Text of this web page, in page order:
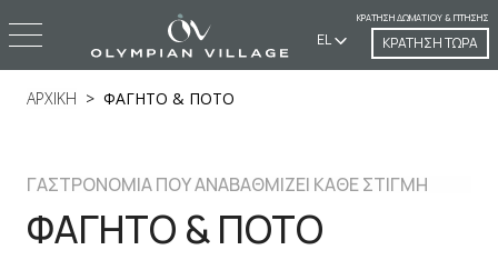
EL
ΚΡΆΤΗΣΗ ΔΩΜΑΤΊΟΥ & ΠΤΉΣΗΣ
ΚΡΑΤΗΣΗ ΤΩΡΑ
ΑΡΧΙΚΗ ΦΑΓΗΤΟ & ΠΟΤΟ
ΓΑΣΤΡΟΝΟΜΙΑ ΠΟΥ ΑΝΑΒΑΘΜΙΖΕΙ ΚΑΘΕ ΣΤΙΓΜΗ
ΦΑΓΗΤΟ & ΠΟΤΟ